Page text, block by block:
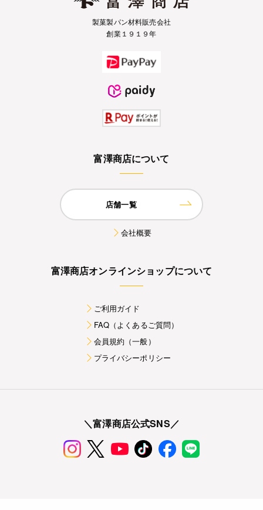
製菓製パン材料販売会社
創業１９１９年
富澤商店について
店舗一覧
会社概要
富澤商店オンラインショップについて
ご利用ガイド
FAQ（よくあるご質問）
会員規約（一般）
プライバシーポリシー
＼富澤商店公式SNS／